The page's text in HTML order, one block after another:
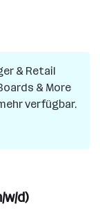
& Retail
& More
verfügbar.
d)